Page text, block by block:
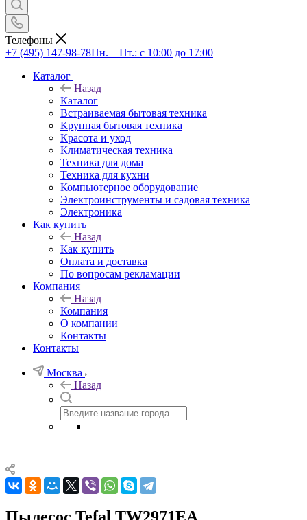
Телефоны
+7 (495) 147-98-78Пн. – Пт.: с 10:00 до 17:00
Каталог
Назад
Каталог
Встраиваемая бытовая техника
Крупная бытовая техника
Красота и уход
Климатическая техника
Техника для дома
Техника для кухни
Компьютерное оборудование
Электроинструменты и садовая техника
Электроника
Как купить
Назад
Как купить
Оплата и доставка
По вопросам рекламации
Компания
Назад
Компания
О компании
Контакты
Контакты
Москва
Назад